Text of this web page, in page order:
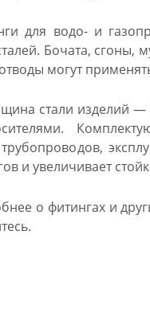
для водо- и
Бочата,
могут
стали изделий —
и увеличивает
о фитингах и